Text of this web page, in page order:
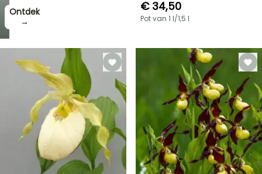
Ontdek
→
€ 34,50
Pot van 1 l/1,5 l